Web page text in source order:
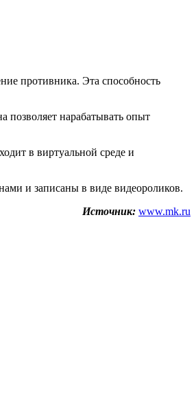
противника. Эта способность
нарабатывать опыт
в виртуальной среде и
и записаны в виде видеороликов.
Источник: www.mk.ru